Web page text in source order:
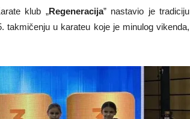
klub „Regeneracija” nastavio je tradiciju
takmičenju u karateu koje je minulog vikenda,